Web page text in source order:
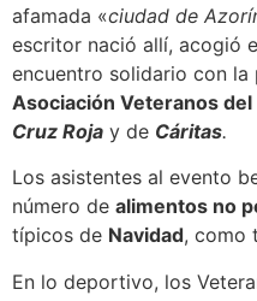
afamada «ciudad de
escritor nació allí, acogió
encuentro solidario con
Asociación Veteranos del
Cruz Roja y de Cáritas.
Los asistentes al evento
número de alimentos no
típicos de Navidad, como
En lo deportivo, los